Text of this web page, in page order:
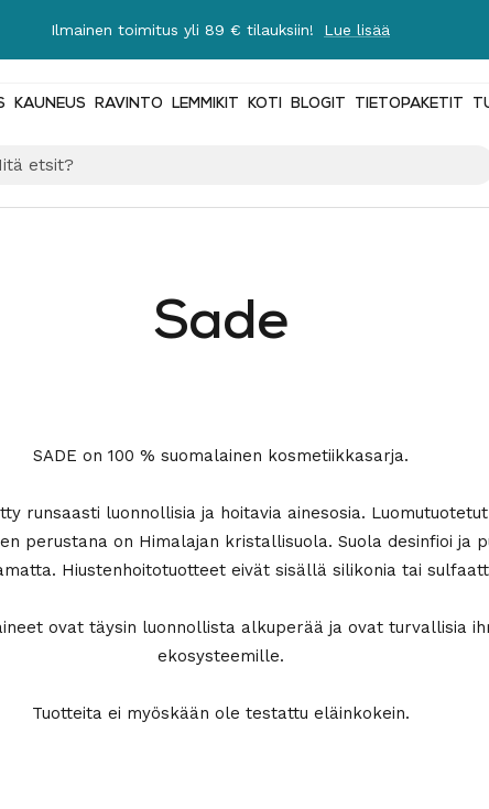
Ilmainen toimitus yli 89 € tilauksiin! Lue lisää
KAUNEUS RAVINTO LEMMIKIT KOTI BLOGIT TIETOPAKETIT
Sade
SADE on 100 % suomalainen kosmetiikkasarja.
runsaasti luonnollisia ja hoitavia ainesosia.
perustana on Himalajan kristallisuola. Suola desinfioi ja
Hiustenhoitotuotteet eivät sisällä silikonia tai
ovat täysin luonnollista alkuperää ja ovat turvallisia
ekosysteemille.
Tuotteita ei myöskään ole testattu eläinkokein.